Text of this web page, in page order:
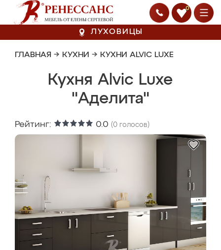
0
ЛУХОВИЦЫ
ГЛАВНАЯ → КУХНИ → КУХНИ ALVIC LUXE
Кухня Alvic Luxe
"Аделита"
Рейтинг: 0.0 (0 голосов)